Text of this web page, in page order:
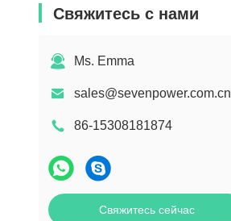
Свяжитесь с нами
Ms. Emma
sales@sevenpower.com.cn
86-15308181874
Свяжитесь сейчас